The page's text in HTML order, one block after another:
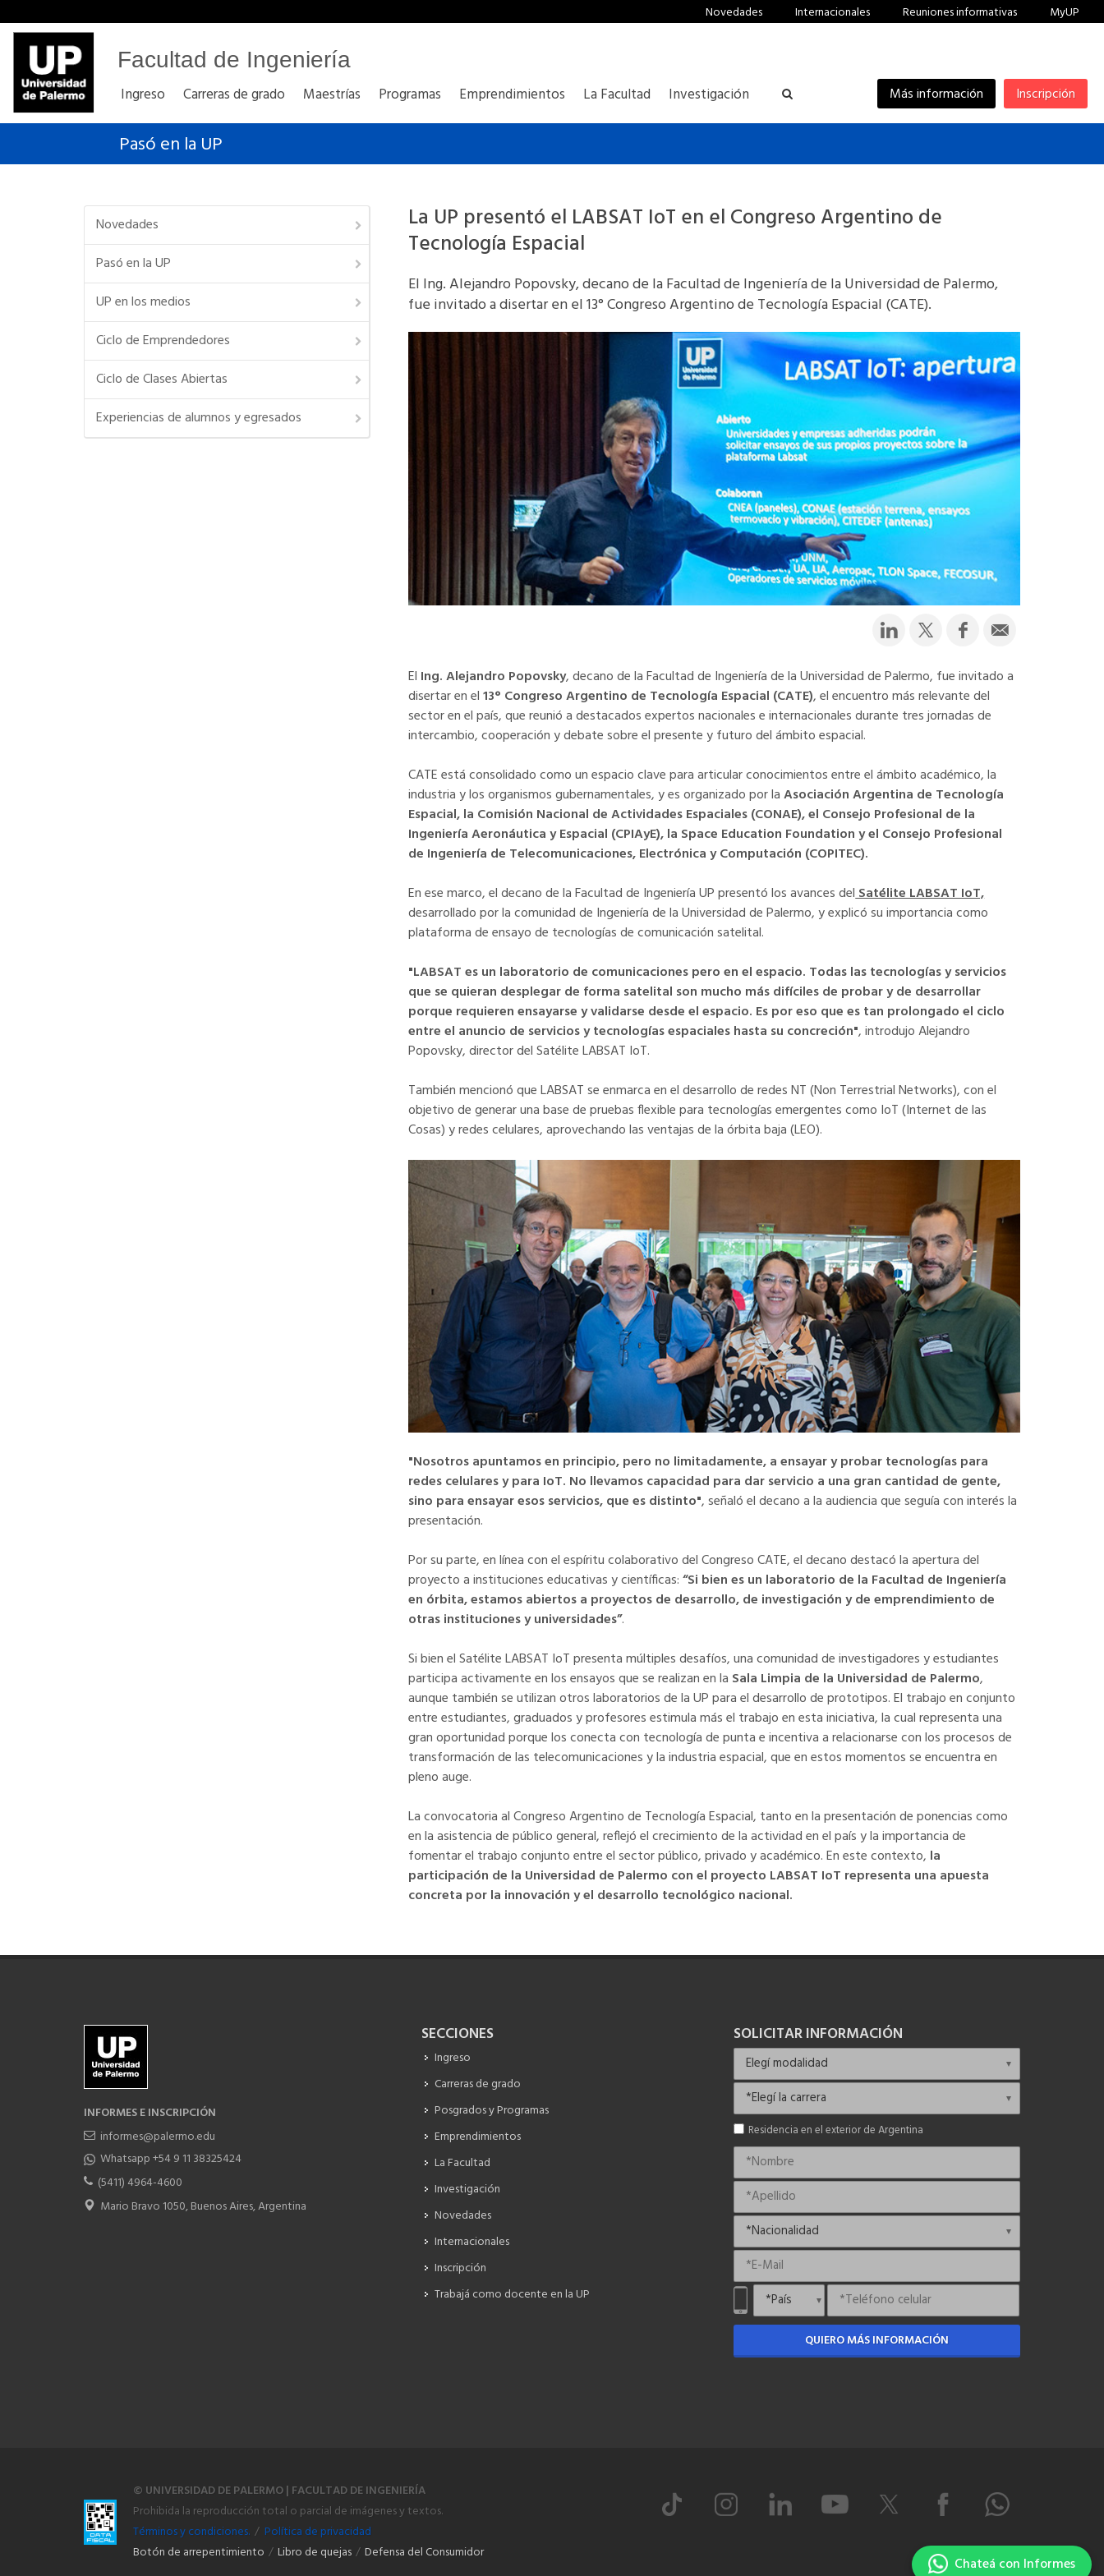
Novedades Internacionales Reuniones informativas MyUP
Facultad de Ingeniería
Inscripción
Más información
Ingreso Carreras de grado Maestrías Programas Emprendimientos La Facultad Investigación
Pasó en la UP
La UP presentó el LABSAT IoT en el Congreso Argentino de
Tecnología Espacial
El Ing. Alejandro Popovsky, decano de la Facultad de Ingeniería de la Universidad de Palermo,
fue invitado a disertar en el 13° Congreso Argentino de Tecnología Espacial (CATE).
El Ing. Alejandro Popovsky, decano de la Facultad de Ingeniería de la Universidad de Palermo, fue invitado a
disertar en el13° Congreso Argentino de Tecnología Espacial (CATE), el encuentro más relevante del
sector en el país, que reunió a destacados expertos nacionales e internacionales durante tres jornadas de
intercambio, cooperación y debate sobre el presente y futuro del ámbito espacial.
CATE está consolidado como un espacio clave para articular conocimientos entre el ámbito académico, la
industria y los organismos gubernamentales, y es organizado por laAsociación Argentina de Tecnología
Espacial, la Comisión Nacional de Actividades Espaciales (CONAE), el Consejo Profesional de la
Ingeniería Aeronáutica y Espacial (CPIAyE), la Space Education Foundation y el Consejo Profesional
de Ingeniería de Telecomunicaciones, Electrónica y Computación (COPITEC).
En ese marco, el decano de la Facultad de Ingeniería UP presentó los avances delSatélite LABSAT IoT,
desarrollado por la comunidad de Ingeniería de la Universidad de Palermo, y explicó su importancia como
plataforma de ensayo de tecnologías de comunicación satelital.
"LABSAT es un laboratorio de comunicaciones pero en el espacio. Todas las tecnologías y servicios
que se quieran desplegar de forma satelital son mucho más difíciles de probar y de desarrollar
porque requieren ensayarse y validarse desde el espacio. Es por eso que es tan prolongado el ciclo
entre el anuncio de servicios y tecnologías espaciales hasta su concreción", introdujo Alejandro
Popovsky, director del Satélite LABSAT IoT.
También mencionó que LABSAT se enmarca en el desarrollo de redes NT (Non Terrestrial Networks), con el
objetivo de generar una base de pruebas flexible para tecnologías emergentes como IoT (Internet de las
Cosas) y redes celulares, aprovechando las ventajas de la órbita baja (LEO).
"Nosotros apuntamos en principio, pero no limitadamente, a ensayar y probar tecnologías para
redes celulares y para IoT. No llevamos capacidad para dar servicio a una gran cantidad de gente,
sino para ensayar esos servicios, que es distinto", señaló el decano a la audiencia que seguía con interés la
presentación.
Por su parte, en línea con el espíritu colaborativo del Congreso CATE, el decano destacó la apertura del
proyecto a instituciones educativas y científicas:“Si bien es un laboratorio de la Facultad de Ingeniería
en órbita, estamos abiertos a proyectos de desarrollo, de investigación y de emprendimiento de
otras instituciones y universidades”.
Si bien el Satélite LABSAT IoT presenta múltiples desafíos, una comunidad de investigadores y estudiantes
participa activamente en los ensayos que se realizan en la Sala Limpia de la Universidad de Palermo,
aunque también se utilizan otros laboratorios de la UP para el desarrollo de prototipos. El trabajo en conjunto
entre estudiantes, graduados y profesores estimula más el trabajo en esta iniciativa, la cual representa una
gran oportunidad porque los conecta con tecnología de punta e incentiva a relacionarse con los procesos de
transformación de las telecomunicaciones y la industria espacial, que en estos momentos se encuentra en
pleno auge.
La convocatoria al Congreso Argentino de Tecnología Espacial, tanto en la presentación de ponencias como
en la asistencia de público general, reflejó el crecimiento de la actividad en el país y la importancia de
fomentar el trabajo conjunto entre el sector público, privado y académico. En este contexto, la
participación de la Universidad de Palermo con el proyecto LABSAT IoT representa una apuesta
concreta por la innovación y el desarrollo tecnológico nacional.
Novedades
Pasó en la UP
UP en los medios
Ciclo de Emprendedores
Ciclo de Clases Abiertas
Experiencias de alumnos y egresados
INFORMES E INSCRIPCIÓN
informes@palermo.edu
Whatsapp +54 9 11 38325424
(5411) 4964-4600
Mario Bravo 1050, Buenos Aires, Argentina
SECCIONES
Ingreso
Carreras de grado
Posgrados y Programas
Emprendimientos
La Facultad
Investigación
Novedades
Internacionales
Inscripción
Trabajá como docente en la UP
SOLICITAR INFORMACIÓN
Residencia en el exterior de Argentina
QUIERO MÁS INFORMACIÓN
© UNIVERSIDAD DE PALERMO | FACULTAD DE INGENIERÍA
Prohibida la reproducción total o parcial de imágenes y textos.
Términos y condiciones. / Política de privacidad
Botón de arrepentimiento / Libro de quejas / Defensa del Consumidor
Chateá con Informes